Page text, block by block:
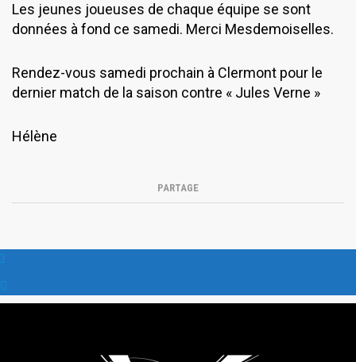
Les jeunes joueuses de chaque équipe se sont
données à fond ce samedi. Merci Mesdemoiselles.
Rendez-vous samedi prochain à Clermont pour le
dernier match de la saison contre « Jules Verne »
Hélène
PARTAGE